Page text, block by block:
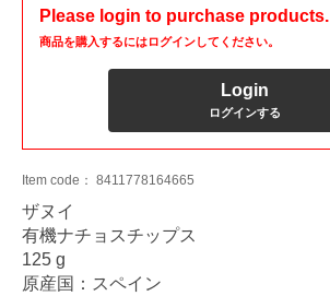
Please login to purchase products.
商品を購入するにはログインしてください。
Login
ログインする
Item code： 8411778164665
ザヌイ
有機ナチョスチップス
125 g
原産国：スペイン